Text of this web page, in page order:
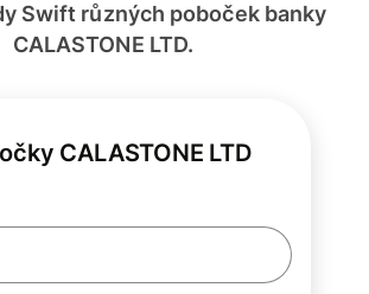
Swift různých poboček banky
CALASTONE LTD.
CALASTONE LTD